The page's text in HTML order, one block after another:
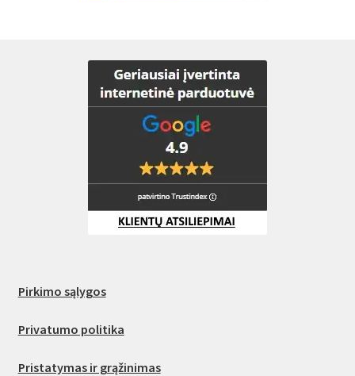
Pirkimo sąlygos
Privatumo politika
Pristatymas ir grąžinimas